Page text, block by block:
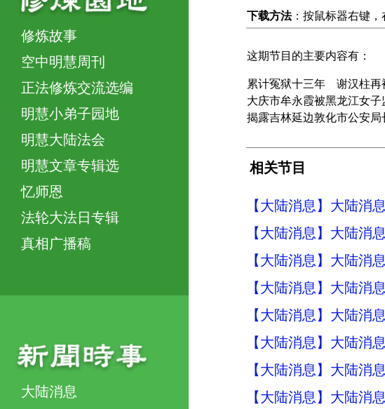
修炼故事
空中明慧周刊
正法修炼交流选编
明慧小弟子园地
明慧大陆法会
明慧文章专辑选
忆师恩
法轮大法日专辑
真相广播稿
大陆消息
下载方法：按鼠标器右键，
这期节目的主要内容有：
累计冤狱十三年 谢汉柱再
大庆市牟永霞被黑龙江女
揭露吉林延边敦化市公安局
相关节目
【大陆消息】大陆消
【大陆消息】大陆消
【大陆消息】大陆消
【大陆消息】大陆消
【大陆消息】大陆消
【大陆消息】大陆消
【大陆消息】大陆消
【大陆消息】大陆消